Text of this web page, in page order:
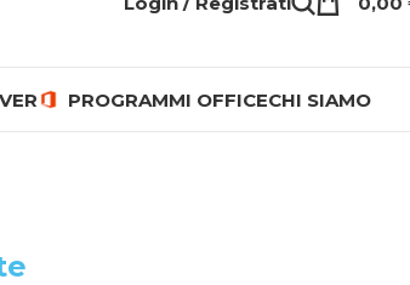
PROGRAMMI OFFICECHI SIAMO